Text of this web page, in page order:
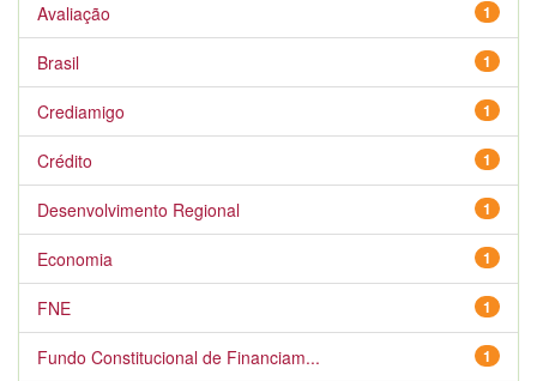
1
Avaliação
1
Brasil
1
Crediamigo
1
Crédito
1
Desenvolvimento Regional
1
Economia
1
FNE
1
Fundo Constitucional de Financiam...